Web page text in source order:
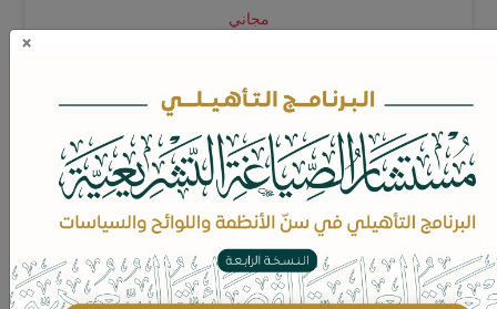
مجاني
الوساطة وأثرها في حل المنازعات
×